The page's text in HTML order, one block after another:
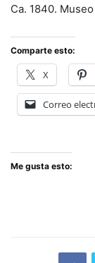
Ca. 1840.
Comparte esto:
X
Correo
Me gusta esto: